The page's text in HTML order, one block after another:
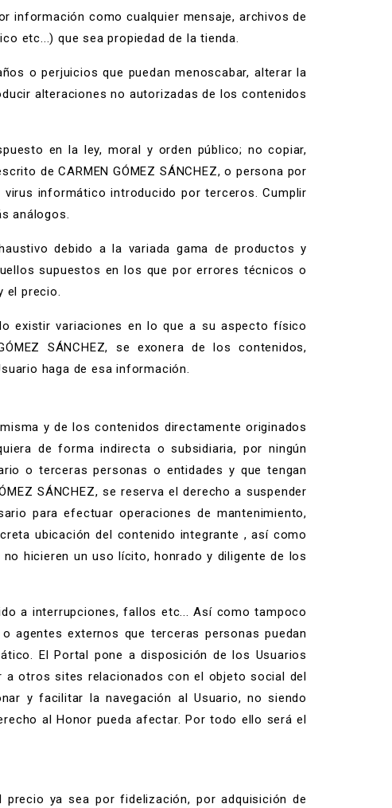
información como cualquier mensaje, archivos de
etc...) que sea propiedad de la tienda.
o perjuicios que puedan menoscabar, alterar la
alteraciones no autorizadas de los contenidos
en la ley, moral y orden público; no copiar,
de CARMEN GÓMEZ SÁNCHEZ, o persona por
virus informático introducido por terceros. Cumplir
análogos.
debido a la variada gama de productos y
supuestos en los que por errores técnicos o
el precio.
existir variaciones en lo que a su aspecto físico
SÁNCHEZ, se exonera de los contenidos,
haga de esa información.
y de los contenidos directamente originados
de forma indirecta o subsidiaria, por ningún
o terceras personas o entidades y que tengan
SÁNCHEZ, se reserva el derecho a suspender
para efectuar operaciones de mantenimiento,
ubicación del contenido integrante , así como
hicieren un uso lícito, honrado y diligente de los
a interrupciones, fallos etc... Así como tampoco
externos que terceras personas puedan
El Portal pone a disposición de los Usuarios
a otros sites relacionados con el objeto social del
y facilitar la navegación al Usuario, no siendo
al Honor pueda afectar. Por todo ello será el
precio ya sea por fidelización, por adquisición de